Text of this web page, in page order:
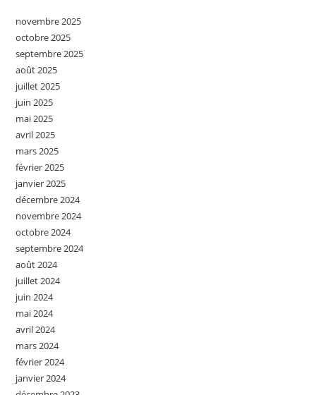
novembre 2025
octobre 2025
septembre 2025
août 2025
juillet 2025
juin 2025
mai 2025
avril 2025
mars 2025
février 2025
janvier 2025
décembre 2024
novembre 2024
octobre 2024
septembre 2024
août 2024
juillet 2024
juin 2024
mai 2024
avril 2024
mars 2024
février 2024
janvier 2024